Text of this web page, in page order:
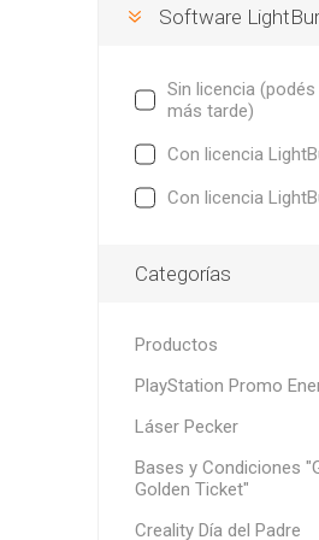
Software
Sin licencia
más tarde)
Con licencia
Con licencia
Categorías
Productos
PlayStation Promo
Láser Pecker
Bases y Condiciones
Golden Ticket"
Creality Día del Padre